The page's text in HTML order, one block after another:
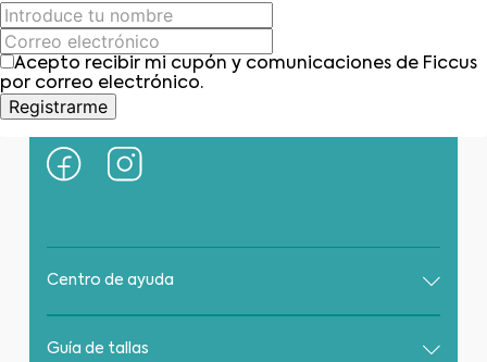
Horario contacto: Lunes a Viernes de 9:00 a
19:00 hrs
Condell Norte 0400, Quilpué, Región de
Valparaíso
Centro de ayuda
Guía de tallas
Acepto recibir mi cupón y comunicaciones de Ficcus
por correo electrónico.
Registrarme